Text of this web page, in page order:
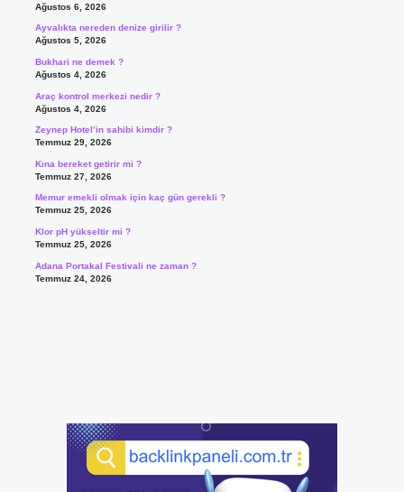
Ağustos 6, 2026
Ayvalıkta nereden denize girilir ?
Ağustos 5, 2026
Bukhari ne demek ?
Ağustos 4, 2026
Araç kontrol merkezi nedir ?
Ağustos 4, 2026
Zeynep Hotel’in sahibi kimdir ?
Temmuz 29, 2026
Kına bereket getirir mi ?
Temmuz 27, 2026
Memur emekli olmak için kaç gün gerekli ?
Temmuz 25, 2026
Klor pH yükseltir mi ?
Temmuz 25, 2026
Adana Portakal Festivali ne zaman ?
Temmuz 24, 2026